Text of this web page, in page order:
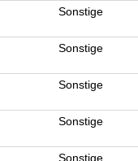
Sonstige
Sonstige
Sonstige
Sonstige
Sonstige